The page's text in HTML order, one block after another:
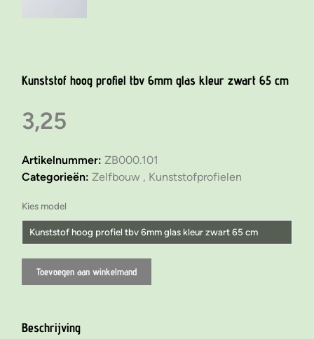
Kunststof hoog profiel tbv 6mm glas kleur zwart 65 cm
3,25
Artikelnummer: ZB000.101
Categorieën: Zelfbouw , Kunststofprofielen
Kies model
Kunststof hoog profiel tbv 6mm glas kleur zwart 65 cm
Kunststof hoog profiel tbv 6mm glas kleur zwart 65 cm
Kunststof hoog profiel tbv 6mm glas kleur zwart 130 cm
Toevoegen aan winkelmand
Beschrijving